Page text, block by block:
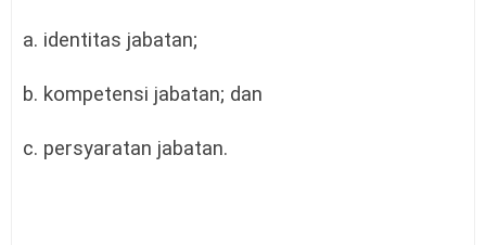
a. identitas jabatan;
b. kompetensi jabatan; dan
c. persyaratan jabatan.